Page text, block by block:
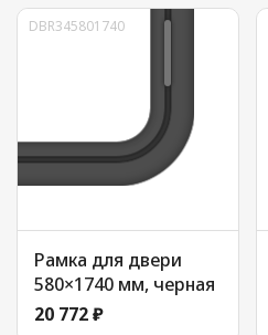
DBR345801740
Рамка для двери
580×1740 мм, черная
20 772 ₽